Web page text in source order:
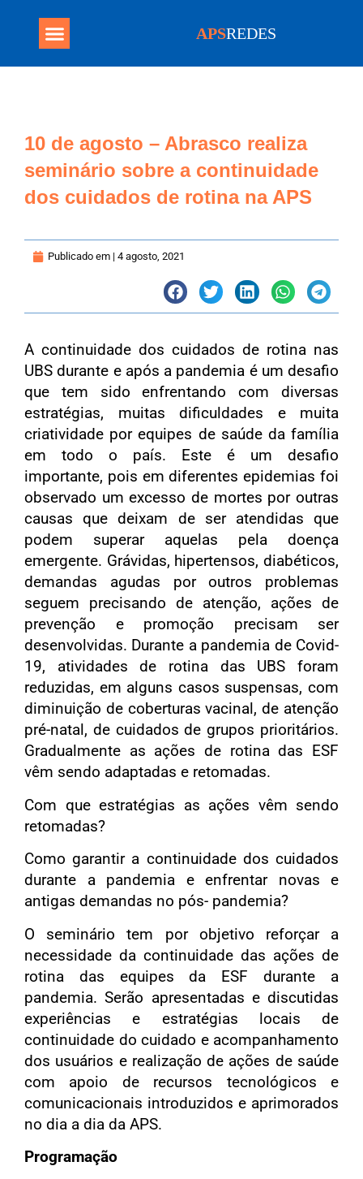
APSREDES
10 de agosto – Abrasco realiza
seminário sobre a continuidade
dos cuidados de rotina na APS
Publicado em | 4 agosto, 2021
A continuidade dos cuidados de rotina nas
UBS durante e após a pandemia é um desafio
que tem sido enfrentando com diversas
estratégias, muitas dificuldades e muita
criatividade por equipes de saúde da família
em todo o país. Este é um desafio
importante, pois em diferentes epidemias foi
observado um excesso de mortes por outras
causas que deixam de ser atendidas que
podem superar aquelas pela doença
emergente. Grávidas, hipertensos, diabéticos,
demandas agudas por outros problemas
seguem precisando de atenção, ações de
prevenção e promoção precisam ser
desenvolvidas. Durante a pandemia de Covid-
19, atividades de rotina das UBS foram
reduzidas, em alguns casos suspensas, com
diminuição de coberturas vacinal, de atenção
pré-natal, de cuidados de grupos prioritários.
Gradualmente as ações de rotina das ESF
vêm sendo adaptadas e retomadas.
Com que estratégias as ações vêm sendo
retomadas?
Como garantir a continuidade dos cuidados
durante a pandemia e enfrentar novas e
antigas demandas no pós- pandemia?
O seminário tem por objetivo reforçar a
necessidade da continuidade das ações de
rotina das equipes da ESF durante a
pandemia. Serão apresentadas e discutidas
experiências e estratégias locais de
continuidade do cuidado e acompanhamento
dos usuários e realização de ações de saúde
com apoio de recursos tecnológicos e
comunicacionais introduzidos e aprimorados
no dia a dia da APS.
Programação